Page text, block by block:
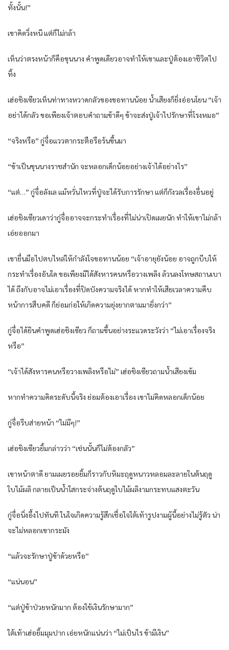
ทั้งนั้น!”
เขาคิดวิ่งหนี แต่ก็ไม่กล้า
เห็นว่าตรงหน้าก็คือขุนนาง คำพูดเดียวอาจทำให้เขาและปู่ต้องเอาชีวิตไป
ทิ้ง
เฮ่อชิงเซียวเห็นท่าทางหวาดกลัวของขอทานน้อย น้ำเสียงก็ยิ่งอ่อนโยน “เจ้า
อย่าได้กลัว ขอเพียงเจ้าตอบคำถามข้าดีๆ ข้าจะส่งปู่เจ้าไปรักษาที่โรงหมอ”
“จริงหรือ” กู่จื่อแววตากระตือรือร้นขึ้นมา
“ข้าเป็นขุนนางราชสำนัก จะหลอกเด็กน้อยอย่างเจ้าได้อย่างไร”
“แต่…” กู่จื่อลังเล แม้หวั่นไหวที่ปู่จะได้รับการรักษา แต่ก็กังวลเรื่องอื่นอยู่
เฮ่อชิงเซียวเดาว่ากู่จื่ออาจจะกระทำเรื่องที่ไม่น่าเปิดเผยนัก ทำให้เขาไม่กล้า
เอ่ยออกมา
เขายื่นมือไปตบไหล่ให้กำลังใจขอทานน้อย “เจ้าอายุยังน้อย อาจถูกบีบให้
กระทำเรื่องอันใด ขอเพียงมิได้สังหารคนหรือวางเพลิง ล้วนลงโทษสถานเบา
ได้ ถึงกับอาจไม่เอาเรื่องที่ปิดบังความจริงได้ หากทำให้เสียเวลาความคืบ
หน้าการสืบคดี ก็ย่อมก่อให้เกิดความยุ่งยากตามมายิ่งกว่า”
กู่จื่อได้ยินคำพูดเฮ่อชิงเซียว ก็ถามขึ้นอย่างระแวดระวังว่า “ไม่เอาเรื่องจริง
หรือ”
“เจ้าได้สังหารคนหรือวางเพลิงหรือไม่” เฮ่อชิงเซียวถามน้ำเสียงเข้ม
หากทำความคิดระดับนี้จริง ย่อมต้องเอาเรื่อง เขาไม่คิดหลอกเด็กน้อย
กู่จื่อรีบส่ายหน้า “ไม่มีๆ!”
เฮ่อชิงเซียวยิ้มกล่าวว่า “เช่นนั้นก็ไม่ต้องกลัว”
เขาหน้าตาดี ยามเผยรอยยิ้มก็ราวกับหิมะฤดูหนาวหลอมละลายในต้นฤดู
ใบไม้ผลิ กลายเป็นน้ำใสกระจ่างต้นฤดูใบไม้ผลิงามกระทบแสงตะวัน
กู่จื่อนิ่งอึ้งไปทันที ในใจเกิดความรู้สึกเชื่อใจใต้เท้ารูปงามผู้นี้อย่างไม่รู้ตัว น่า
จะไม่หลอกเขากระมัง
“แล้วจะรักษาปู่ข้าด้วยหรือ”
“แน่นอน”
“แต่ปู่ข้าป่วยหนักมาก ต้องใช้เงินรักษามาก”
ใต้เท้าเฮ่อยิ้มมุมปาก เอ่ยหนักแน่นว่า “ไม่เป็นไร ข้ามีเงิน”